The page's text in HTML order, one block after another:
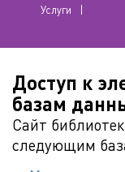
Услуги
Доступ к
базам
Сайт
следующим